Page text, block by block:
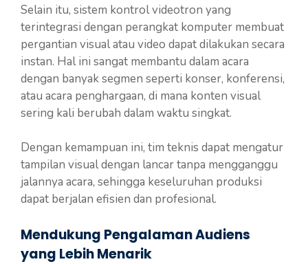
Selain itu, sistem kontrol videotron yang
terintegrasi dengan perangkat komputer membuat
pergantian visual atau video dapat dilakukan secara
instan. Hal ini sangat membantu dalam acara
dengan banyak segmen seperti konser, konferensi,
atau acara penghargaan, di mana konten visual
sering kali berubah dalam waktu singkat.
Dengan kemampuan ini, tim teknis dapat mengatur
tampilan visual dengan lancar tanpa mengganggu
jalannya acara, sehingga keseluruhan produksi
dapat berjalan efisien dan profesional.
Mendukung Pengalaman Audiens
yang Lebih Menarik